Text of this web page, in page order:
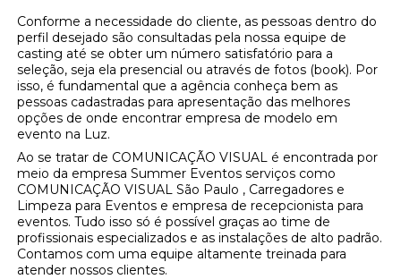
Conforme a necessidade do cliente, as pessoas dentro do
perfil desejado são consultadas pela nossa equipe de
casting até se obter um número satisfatório para a
seleção, seja ela presencial ou através de fotos (book). Por
isso, é fundamental que a agência conheça bem as
pessoas cadastradas para apresentação das melhores
opções de onde encontrar empresa de modelo em
evento na Luz.
Ao se tratar de COMUNICAÇÃO VISUAL é encontrada por
meio da empresa Summer Eventos serviços como
COMUNICAÇÃO VISUAL São Paulo , Carregadores e
Limpeza para Eventos e empresa de recepcionista para
eventos. Tudo isso só é possível graças ao time de
profissionais especializados e as instalações de alto padrão.
Contamos com uma equipe altamente treinada para
atender nossos clientes.